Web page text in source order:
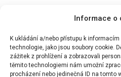
Informace o
K ukládání a/nebo přístupu k
technologie, jako jsou soubory cookie.
zážitek z prohlížení a zobrazovali
těmito technologiemi nám umožní
procházení nebo jedinečná ID na tomto